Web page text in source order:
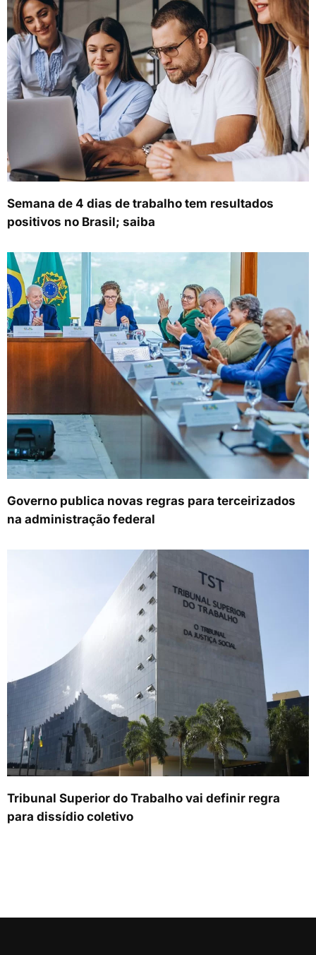
Semana de 4 dias de trabalho tem resultados
positivos no Brasil; saiba
Governo publica novas regras para terceirizados
na administração federal
Tribunal Superior do Trabalho vai definir regra
para dissídio coletivo